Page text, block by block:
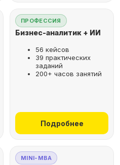
ПРОФЕССИЯ
Бизнес-аналитик + ИИ
56 кейсов
39 практических
заданий
200+ часов занятий
Подробнее
MINI-MBA